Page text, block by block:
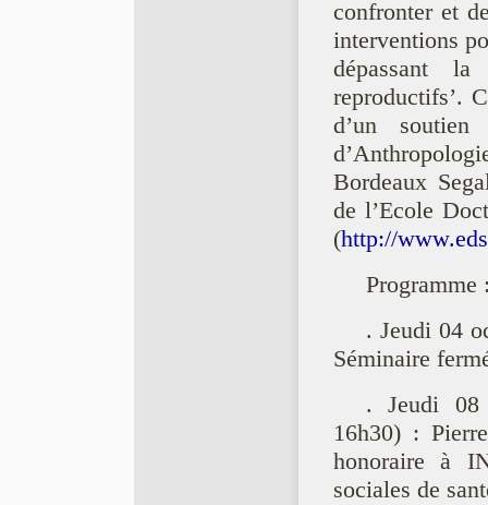
confronter et
interventions
dépassant
reproductifs’.
d’un
Bordeaux
de l’Ecole
(http://
Programme
. Jeudi 04
Séminaire
. Jeudi 08
16h30) :
honoraire à
sociales de